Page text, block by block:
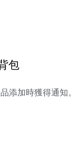
包
添加時獲得通知。